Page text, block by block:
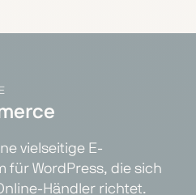
vielseitige E-
für WordPress, die sich
Händler richtet.